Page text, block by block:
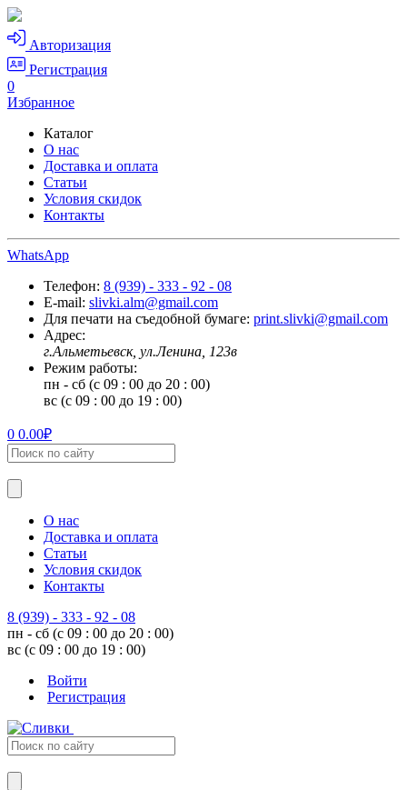
Авторизация
Регистрация
0
Избранное
Каталог
О нас
Доставка и оплата
Статьи
Условия скидок
Контакты
WhatsApp
Телефон: 8 (939) - 333 - 92 - 08
E-mail: slivki.alm@gmail.com
Для печати на съедобной бумаге: print.slivki@gmail.com
Адрес:
г.Альметьевск, ул.Ленина, 123в
Режим работы:
пн - сб (с 09 : 00 до 20 : 00)
вс (с 09 : 00 до 19 : 00)
0 0.00₽
О нас
Доставка и оплата
Статьи
Условия скидок
Контакты
8 (939) - 333 - 92 - 08
пн - сб (с 09 : 00 до 20 : 00)
вс (с 09 : 00 до 19 : 00)
Войти
Регистрация